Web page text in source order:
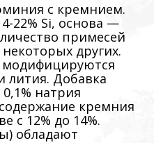
с кремнием.
22% Si, основа —
примесей
некоторых других.
лития. Добавка
натрия
кремния
с 12% до 14%.
обладают